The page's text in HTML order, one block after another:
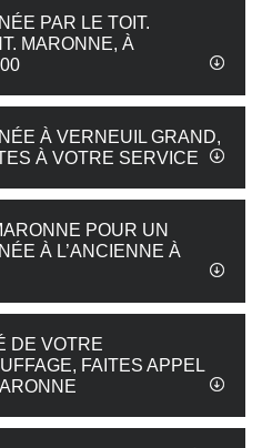
PAR LE TOIT.
MARONNE, À
À VERNEUIL GRAND,
À VOTRE SERVICE
POUR UN
À L’ANCIENNE À
DE VOTRE
FAITES APPEL